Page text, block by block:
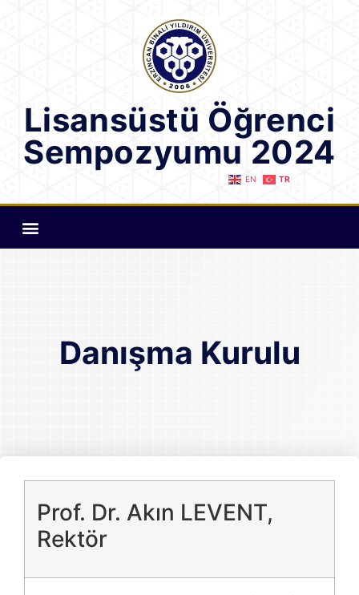
Lisansüstü Öğrenci
Sempozyumu 2024
EN TR
Danışma Kurulu
Prof. Dr. Akın LEVENT,
Rektör